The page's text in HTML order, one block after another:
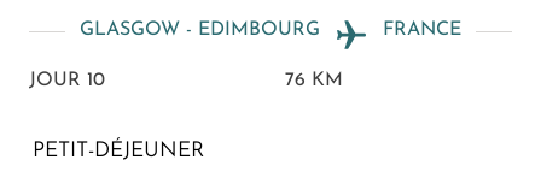
GLASGOW - EDIMBOURG FRANCE
JOUR 10 76 KM
PETIT-DÉJEUNER